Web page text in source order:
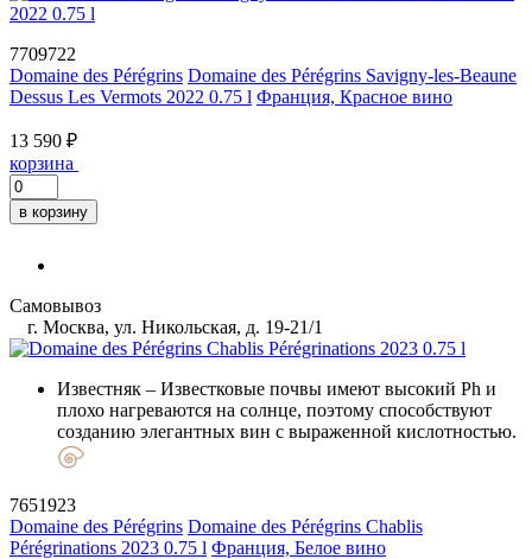
7709722
Domaine des Pérégrins Domaine des Pérégrins Savigny-les-Beaune
Dessus Les Vermots 2022 0.75 l Франция, Красное вино
13 590 ₽
корзина
в корзину
Самовывоз
г. Москва, ул. Никольская, д. 19-21/1
Известняк – Известковые почвы имеют высокий Ph и
плохо нагреваются на солнце, поэтому способствуют
созданию элегантных вин с выраженной кислотностью.
7651923
Domaine des Pérégrins Domaine des Pérégrins Chablis
Pérégrinations 2023 0.75 l Франция, Белое вино